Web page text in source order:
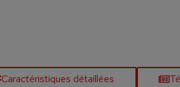
Caractéristiques détaillées